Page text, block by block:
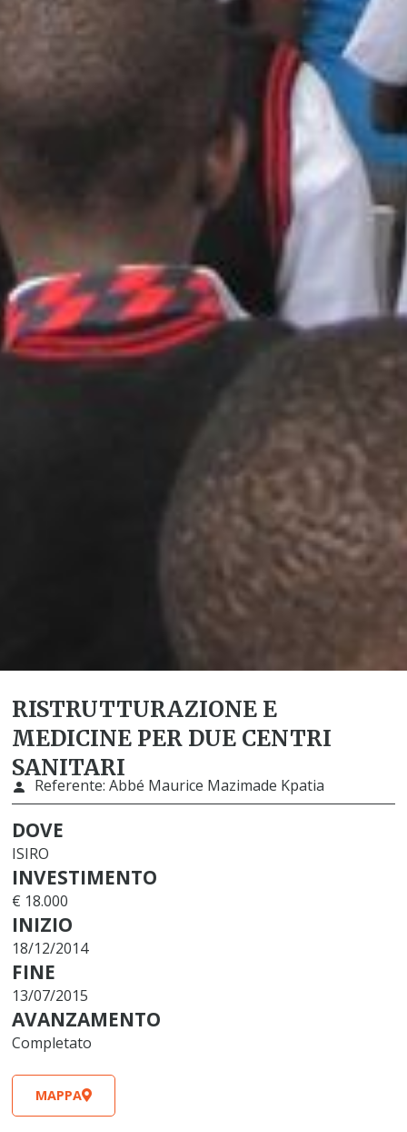
RISTRUTTURAZIONE E
MEDICINE PER DUE CENTRI
SANITARI
Referente:Abbé Maurice Mazimade Kpatia
DOVE
ISIRO
INVESTIMENTO
€ 18.000
INIZIO
18/12/2014
FINE
13/07/2015
AVANZAMENTO
Completato
MAPPA